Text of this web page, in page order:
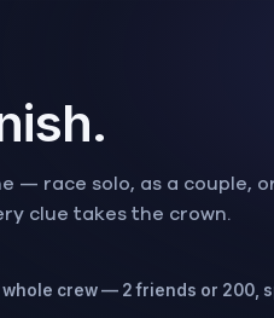
— race solo, as a couple,
clue takes the crown.
whole crew — 2 friends or 200,